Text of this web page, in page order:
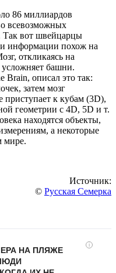
86 миллиардов
всевозможных
Так вот швейцарцы
информации похож на
откликаясь на
усложняет башни.
Brain, описал это так:
затем мозг
приступает к кубам (3D),
геометрии с 4D, 5D и т.
находятся объекты,
а некоторые
мире.
Источник:
© Русская Семерка
i
НА ПЛЯЖЕ